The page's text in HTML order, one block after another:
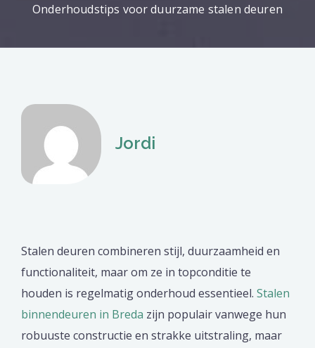
Onderhoudstips voor duurzame stalen deuren
Jordi
Stalen deuren combineren stijl, duurzaamheid en
functionaliteit, maar om ze in topconditie te
houden is regelmatig onderhoud essentieel. Stalen
binnendeuren in Breda zijn populair vanwege hun
robuuste constructie en strakke uitstraling, maar